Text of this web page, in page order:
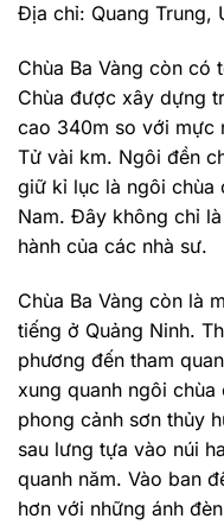
Địa chỉ: Quang Trung,
Chùa Ba Vàng còn có
Chùa được xây dựng
cao 340m so với mực
Tử vài km. Ngôi đền
giữ kỉ lục là ngôi chùa
Nam. Đây không chỉ
hành của các nhà sư.
Chùa Ba Vàng còn là
tiếng ở Quảng Ninh.
phương đến tham
xung quanh ngôi
phong cảnh sơn thủy
sau lưng tựa vào núi
quanh năm. Vào ban
hơn với những ánh